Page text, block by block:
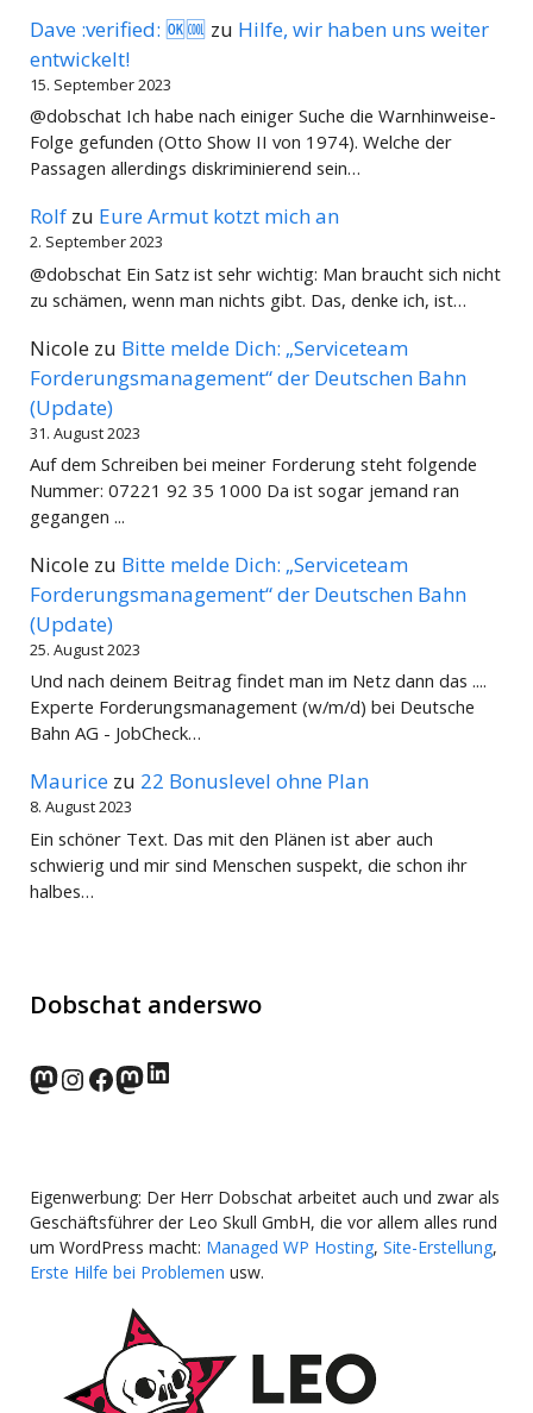
Dave :verified: 🆗🆒 zu Hilfe, wir haben uns weiter
entwickelt!
15. September 2023
@dobschat Ich habe nach einiger Suche die Warnhinweise-
Folge gefunden (Otto Show II von 1974). Welche der
Passagen allerdings diskriminierend sein…
Rolf zu Eure Armut kotzt mich an
2. September 2023
@dobschat Ein Satz ist sehr wichtig: Man braucht sich nicht
zu schämen, wenn man nichts gibt. Das, denke ich, ist…
Nicole zu Bitte melde Dich: „Serviceteam
Forderungsmanagement“ der Deutschen Bahn
(Update)
31. August 2023
Auf dem Schreiben bei meiner Forderung steht folgende
Nummer: 07221 92 35 1000 Da ist sogar jemand ran
gegangen ...
Nicole zu Bitte melde Dich: „Serviceteam
Forderungsmanagement“ der Deutschen Bahn
(Update)
25. August 2023
Und nach deinem Beitrag findet man im Netz dann das ....
Experte Forderungsmanagement (w/m/d) bei Deutsche
Bahn AG - JobCheck…
Maurice zu 22 Bonuslevel ohne Plan
8. August 2023
Ein schöner Text. Das mit den Plänen ist aber auch
schwierig und mir sind Menschen suspekt, die schon ihr
halbes…
Dobschat anderswo
norden.social
Instagram
Facebook
wp-punks.social
LinkedIn
Eigenwerbung: Der Herr Dobschat arbeitet auch und zwar als
Geschäftsführer der Leo Skull GmbH, die vor allem alles rund
um WordPress macht: Managed WP Hosting, Site-Erstellung,
Erste Hilfe bei Problemen usw.